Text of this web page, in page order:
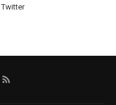
Twitter